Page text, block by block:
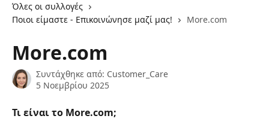
Όλες οι συλλογές
Ποιοι είμαστε - Επικοινώνησε μαζί μας!
More.com
More.com
Συντάχθηκε από: Customer_Care
5 Νοεμβρίου 2025
Τι είναι το More.com;